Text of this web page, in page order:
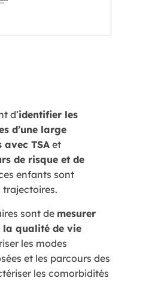
d’identifier les
d’une large
avec TSA et
de risque et de
enfants sont
trajectoires.
sont de mesurer
la qualité de vie
les modes
et les parcours des
les comorbidités